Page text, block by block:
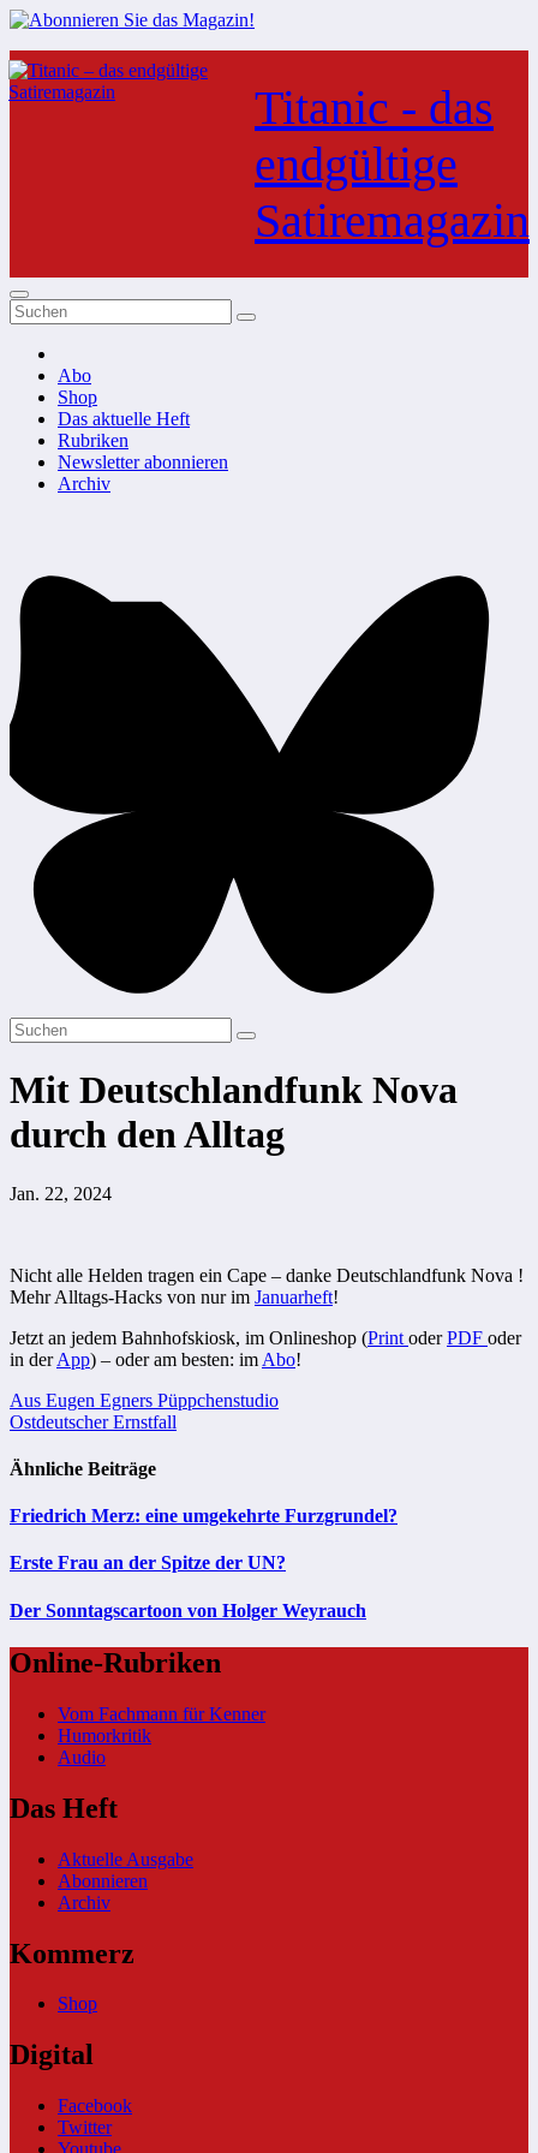
Zum
Inhalt
springen
Titanic - das
endgültige
Satiremagazin
Abo
Shop
Das aktuelle Heft
Rubriken
Newsletter abonnieren
Archiv
Mit Deutschlandfunk Nova
durch den Alltag
Jan. 22, 2024
Nicht alle Helden tragen ein Cape – danke Deutschlandfunk Nova !
Mehr Alltags-Hacks von nur im Januarheft!
Jetzt an jedem Bahnhofskiosk, im Onlineshop (Print oderPDF oder
in derApp) – oder am besten: im Abo!
Beitragsnavigation
Aus Eugen Egners Püppchenstudio
Ostdeutscher Ernstfall
Ähnliche Beiträge
Friedrich Merz: eine umgekehrte Furzgrundel?
Erste Frau an der Spitze der UN?
Der Sonntagscartoon von Holger Weyrauch
Online-Rubriken
Vom Fachmann für Kenner
Humorkritik
Audio
Das Heft
Aktuelle Ausgabe
Abonnieren
Archiv
Kommerz
Shop
Digital
Facebook
Twitter